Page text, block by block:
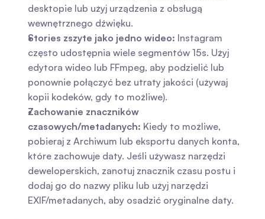
desktopie lub użyj urządzenia z obsługą
wewnętrznego dźwięku.
Stories zszyte jako jedno wideo: Instagram
często udostępnia wiele segmentów 15s. Użyj
edytora wideo lub FFmpeg, aby podzielić lub
ponownie połączyć bez utraty jakości (używaj
kopii kodeków, gdy to możliwe).
Zachowanie znaczników
czasowych/metadanych: Kiedy to możliwe,
pobieraj z Archiwum lub eksportu danych konta,
które zachowuje daty. Jeśli używasz narzędzi
deweloperskich, zanotuj znacznik czasu postu i
dodaj go do nazwy pliku lub użyj narzędzi
EXIF/metadanych, aby osadzić oryginalne daty.